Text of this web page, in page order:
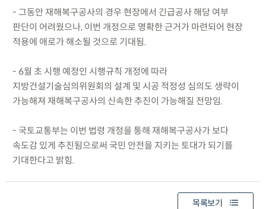
- 그동안 재해복구공사의 경우 현장에서 긴급공사 해당 여부
판단이 어려웠으나, 이번 개정으로 명확한 근거가 마련되어 현장
적용에 애로가 해소될 것으로 기대됨.
- 6월 초 시행 예정인 시행규칙 개정에 따라
지방건설기술심의위원회의 설계 및 시공 적정성 심의도 생략이
가능해져 재해복구공사의 신속한 추진이 가능해질 전망임.
- 국토교통부는 이번 법령 개정을 통해 재해복구공사가 보다
속도감 있게 추진됨으로써 국민 안전을 지키는 토대가 되기를
기대한다고 밝힘.
목록보기